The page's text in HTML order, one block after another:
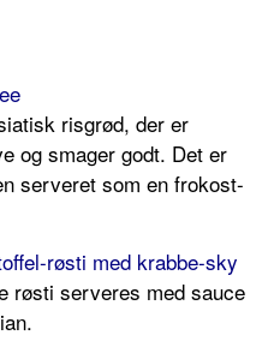
risgrød, der er
og smager godt. Det er
serveret som en frokost-
røsti med krabbe-sky
røsti serveres med sauce